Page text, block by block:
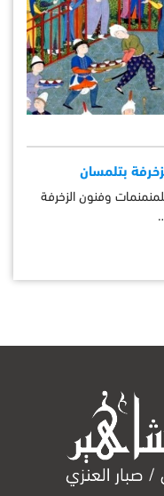
بتلمسان
وفنون الزخرفة